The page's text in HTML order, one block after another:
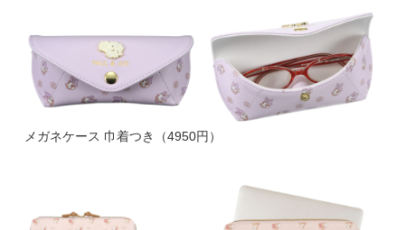
メガネケース 巾着つき（4950円）